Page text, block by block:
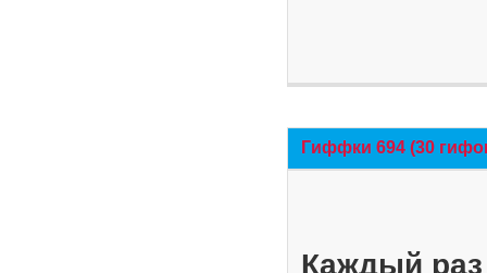
Гиффки 694 (30
Каждый